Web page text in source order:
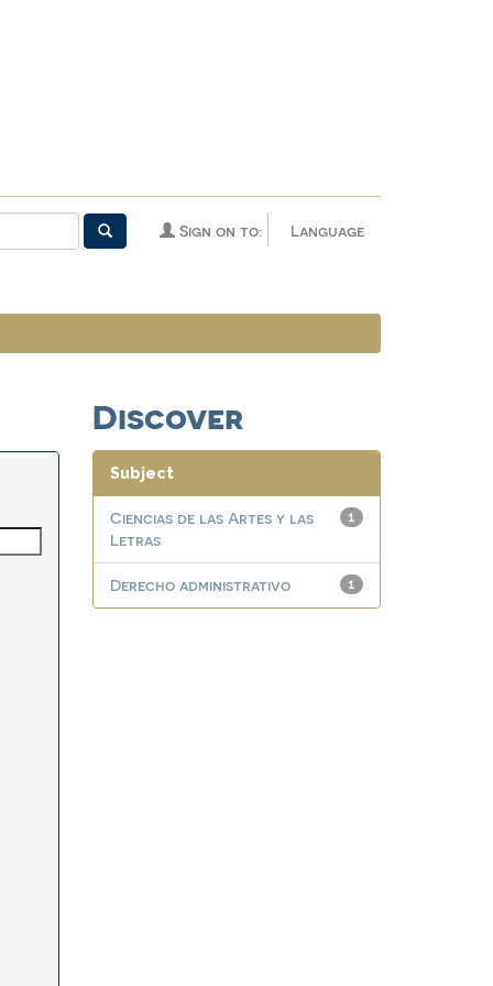
Language
Sign on to:
Discover
Subject
1
Ciencias de las Artes y las
Letras
1
Derecho administrativo